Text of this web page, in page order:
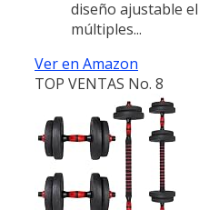
diseño ajustable
múltiples...
Ver en Amazon
TOP VENTAS No. 8